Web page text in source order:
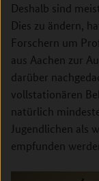
Deshalb sind
Dies zu ändern,
Forschern um
aus Aachen zur
darüber
vollstationären
natürlich
Jugendlichen als
empfunden